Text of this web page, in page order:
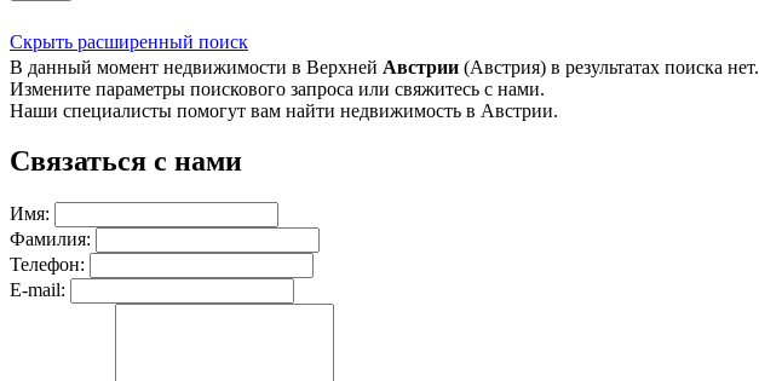
Скрыть расширенный поиск
В данный момент недвижимости в Верхней Австрии (Австрия) в результатах поиска нет.
Измените параметры поискового запроса или свяжитесь с нами.
Наши специалисты помогут вам найти недвижимость в Австрии.
Связаться с нами
Имя:
Фамилия:
Телефон:
E-mail: